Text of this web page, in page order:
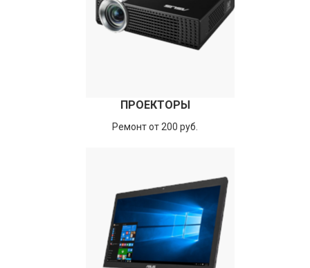
ПРОЕКТОРЫ
Ремонт от 200 руб.